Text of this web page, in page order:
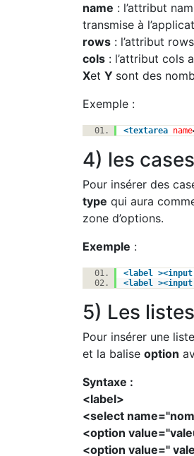
name : l’attribut
transmise à
rows : l’attribut
cols : l’attribut cols
Xet Y sont des
Exemple :
<textarea name
4) les
Pour insérer des
type qui aura
zone d’options.
Exemple :
<label ><input
<label ><input
5) Les
Pour insérer une
et la balise option
Syntaxe :
<label>
<select
<option
<option value="